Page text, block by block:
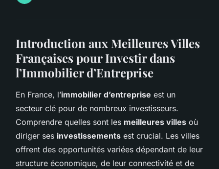
Introduction aux Meilleures Villes
Françaises pour Investir dans
l’Immobilier d’Entreprise
En France, l’immobilier d’entreprise est un
secteur clé pour de nombreux investisseurs.
Comprendre quelles sont les meilleures villes où
diriger ses investissements est crucial. Les villes
offrent des opportunités variées dépendant de leur
structure économique, de leur connectivité et de